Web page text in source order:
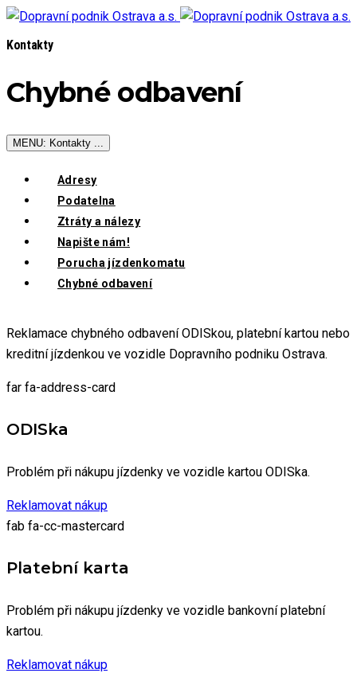
Kontakty
Chybné odbavení
MENU: Kontakty ...
Adresy
Podatelna
Ztráty a nálezy
Napište nám!
Porucha jízdenkomatu
Chybné odbavení
Reklamace chybného odbavení ODISkou, platební kartou nebo
kreditní jízdenkou ve vozidle Dopravního podniku Ostrava.
far fa-address-card
ODISka
Problém při nákupu jízdenky ve vozidle kartou ODISka.
Reklamovat nákup
fab fa-cc-mastercard
Platební karta
Problém při nákupu jízdenky ve vozidle bankovní platební
kartou.
Reklamovat nákup